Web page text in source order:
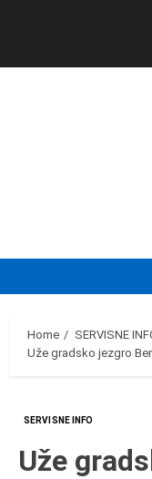
Home
SERVISNE
Uže gradsko jezgro
SERVISNE INFO
Uže